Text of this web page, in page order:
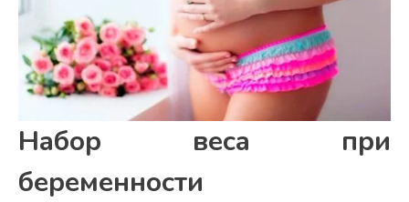
Набор веса при
беременности